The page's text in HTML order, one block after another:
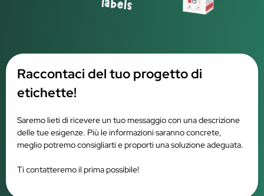
Raccontaci del tuo progetto di
etichette!
Saremo lieti di ricevere un tuo messaggio con una descrizione
delle tue esigenze. Più le informazioni saranno concrete,
meglio potremo consigliarti e proporti una soluzione adeguata.
Ti contatteremo il prima possibile!